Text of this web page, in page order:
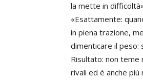
la mette in
«Esattamente:
in piena trazione,
dimenticare il peso:
Risultato: non teme
rivali ed è anche